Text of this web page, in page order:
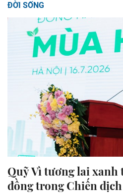
ĐỜI SỐNG
Quỹ Vì tương lai xanh
đồng trong Chiến